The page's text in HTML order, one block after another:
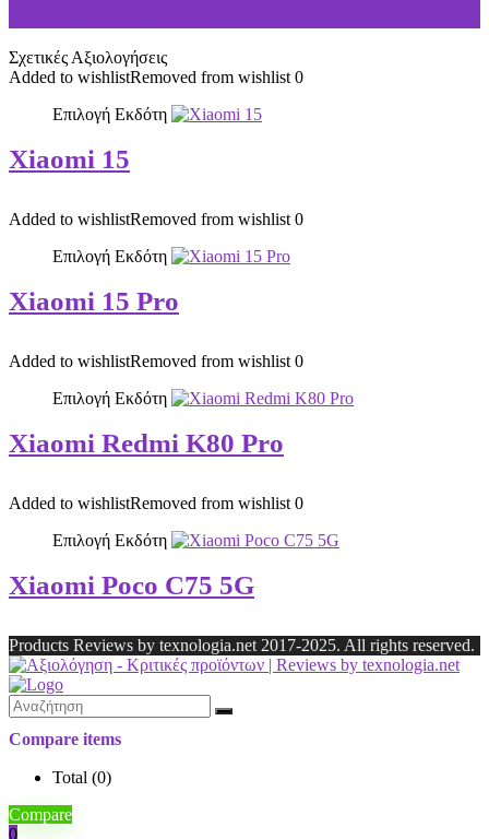
Σχετικές Αξιολογήσεις
Added to wishlistRemoved from wishlist 0
Επιλογή Εκδότη
Xiaomi 15
Added to wishlistRemoved from wishlist 0
Επιλογή Εκδότη
Xiaomi 15 Pro
Added to wishlistRemoved from wishlist 0
Επιλογή Εκδότη
Xiaomi Redmi K80 Pro
Added to wishlistRemoved from wishlist 0
Επιλογή Εκδότη
Xiaomi Poco C75 5G
Products Reviews by texnologia.net 2017-2025. All rights reserved.
Compare items
Total (0)
Compare
0